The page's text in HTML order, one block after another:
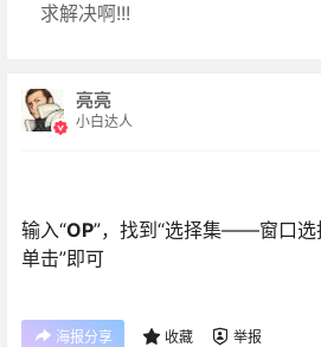
求解决啊!!!
亮亮
小白达人
输入“OP”，找到“选择集——窗口选
单击”即可
海报分享 收藏 举报